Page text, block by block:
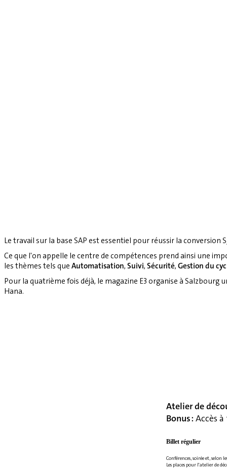
Le travail sur la base SAP est essentiel pour réussir la conversion
Ce que l'on appelle le centre de compétences prend ainsi une
les thèmes tels que Automatisation, Suivi, Sécurité, Gestion du
Pour la quatrième fois déjà, le magazine E3 organise à
Hana.
Atelier de
Bonus : Accès
Billet régulier
Conférences, soirée et,
Les places pour l'atelier de